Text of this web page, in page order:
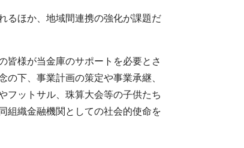
るほか、地域間連携の強化が課題だ
皆様が当金庫のサポートを必要とさ
下、事業計画の策定や事業承継、
フットサル、珠算大会等の子供たち
組織金融機関としての社会的使命を